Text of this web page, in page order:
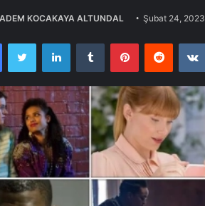
ADEM KOCAKAYA ALTUNDAL Şubat 24, 2023
FacebookTwitter LinkedInTumblr PinterestReddit